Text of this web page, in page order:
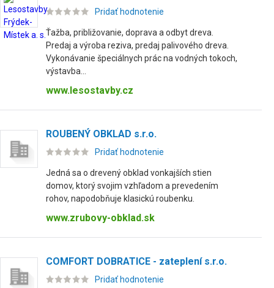
Pridať hodnotenie
Ťažba, približovanie, doprava a odbyt dreva.
Predaj a výroba reziva, predaj palivového dreva.
Vykonávanie špeciálnych prác na vodných tokoch,
výstavba...
www.lesostavby.cz
ROUBENÝ OBKLAD s.r.o.
Pridať hodnotenie
Jedná sa o drevený obklad vonkajších stien
domov, ktorý svojim vzhľadom a prevedením
rohov, napodobňuje klasickú roubenku.
www.zrubovy-obklad.sk
COMFORT DOBRATICE - zateplení s.r.o.
Pridať hodnotenie